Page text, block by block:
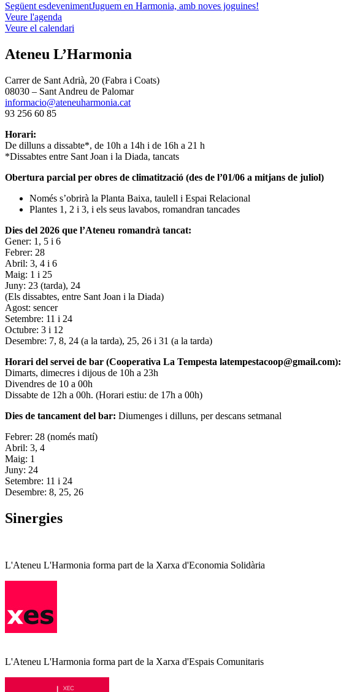
Següent esdevenimentJuguem en Harmonia, amb noves joguines!
Veure l'agenda
Veure el calendari
Ateneu L’Harmonia
Carrer de Sant Adrià, 20 (Fabra i Coats)
08030 – Sant Andreu de Palomar
informacio@ateneuharmonia.cat
93 256 60 85
Horari:
De dilluns a dissabte*, de 10h a 14h i de 16h a 21 h
*Dissabtes entre Sant Joan i la Diada, tancats
Obertura parcial per obres de climatització (des de l’01/06 a mitjans de juliol)
Només s’obrirà la Planta Baixa, taulell i Espai Relacional
Plantes 1, 2 i 3, i els seus lavabos, romandran tancades
Dies del 2026 que l’Ateneu romandrà tancat:
Gener: 1, 5 i 6
Febrer: 28
Abril: 3, 4 i 6
Maig: 1 i 25
Juny: 23 (tarda), 24
(Els dissabtes, entre Sant Joan i la Diada)
Agost: sencer
Setembre: 11 i 24
Octubre: 3 i 12
Desembre: 7, 8, 24 (a la tarda), 25, 26 i 31 (a la tarda)
Horari del servei de bar (Cooperativa La Tempesta latempestacoop@gmail.com):
Dimarts, dimecres i dijous de 10h a 23h
Divendres de 10 a 00h
Dissabte de 12h a 00h. (Horari estiu: de 17h a 00h)
Dies de tancament del bar: Diumenges i dilluns, per descans setmanal
Febrer: 28 (només matí)
Abril: 3, 4
Maig: 1
Juny: 24
Setembre: 11 i 24
Desembre: 8, 25, 26
Sinergies
L'Ateneu L'Harmonia forma part de la Xarxa d'Economia Solidària
L'Ateneu L'Harmonia forma part de la Xarxa d'Espais Comunitaris